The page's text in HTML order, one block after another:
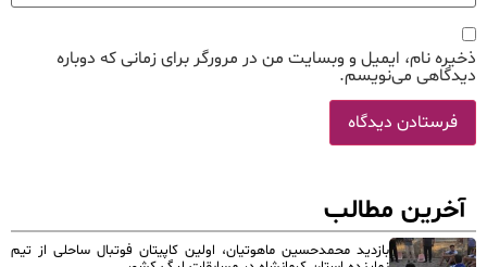
ذخیره نام، ایمیل و وبسایت من در مرورگر برای زمانی که دوباره
دیدگاهی می‌نویسم.
آخرین مطالب
بازدید محمدحسین ماهوتیان، اولین کاپیتان فوتبال ساحلی از تیم